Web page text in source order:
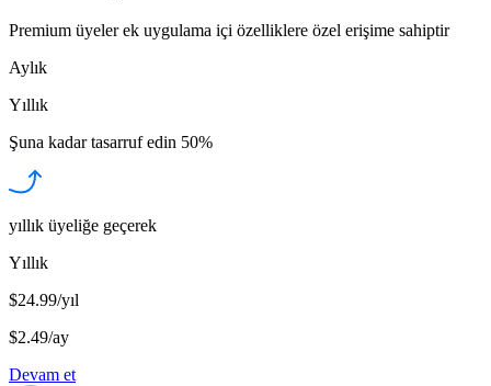
Premium üyeler ek uygulama içi özelliklere özel erişime sahiptir
Aylık
Yıllık
Şuna kadar tasarruf edin 50%
yıllık üyeliğe geçerek
Yıllık
$24.99/yıl
$2.49/ay
Devam et